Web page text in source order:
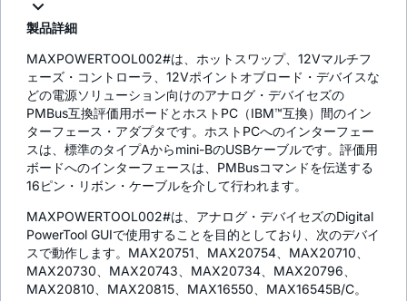
製品詳細
MAXPOWERTOOL002#は、ホットスワップ、12Vマルチフ
ェーズ・コントローラ、12Vポイントオブロード・デバイスな
どの電源ソリューション向けのアナログ・デバイセズの
PMBus互換評価用ボードとホストPC（IBM™互換）間のイン
ターフェース・アダプタです。ホストPCへのインターフェー
スは、標準のタイプAからmini-BのUSBケーブルです。評価用
ボードへのインターフェースは、PMBusコマンドを伝送する
16ピン・リボン・ケーブルを介して行われます。
MAXPOWERTOOL002#は、アナログ・デバイセズのDigital
PowerTool GUIで使用することを目的としており、次のデバイ
スで動作します。MAX20751、MAX20754、MAX20710、
MAX20730、MAX20743、MAX20734、MAX20796、
MAX20810、MAX20815、MAX16550、MAX16545B/C。